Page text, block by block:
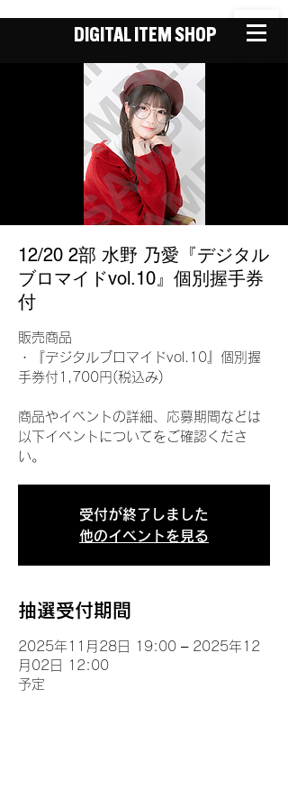
DIGITAL ITEM SHOP
12/20 2部 水野 乃愛『デジタル
ブロマイドvol.10』個別握手券
付
販売商品
・『デジタルブロマイドvol.10』個別握
手券付1,700円(税込み)
商品やイベントの詳細、応募期間などは
以下イベントについてをご確認くださ
い。
受付が終了しました
他のイベントを見る
抽選受付期間
2025年11月28日 19:00 – 2025年12
月02日 12:00
予定